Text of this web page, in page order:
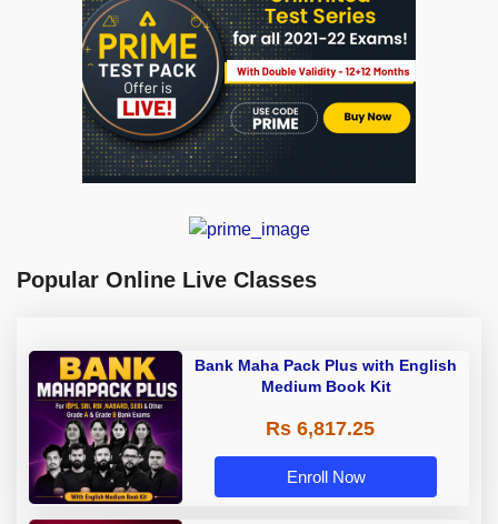
Popular Online Live Classes
Bank Maha Pack Plus with English
Medium Book Kit
Rs 6,817.25
Enroll Now